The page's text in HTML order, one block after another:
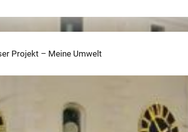
Projekt – Meine Umwelt